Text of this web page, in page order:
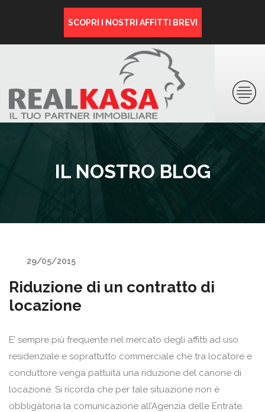
SCOPRI I NOSTRI AFFITTI BREVI
IL NOSTRO BLOG
29/05/2015
Riduzione di un contratto di
locazione
E’ sempre più frequente nel mercato degli affitti ad uso
residenziale e soprattutto commerciale che tra locatore e
conduttore venga pattuita una riduzione del canone di
locazione. Si ricorda che per tale situazione non è
obbligatoria la comunicazione all’Agenzia delle Entrate.